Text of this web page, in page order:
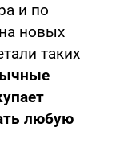
и по
новых
таких
любую